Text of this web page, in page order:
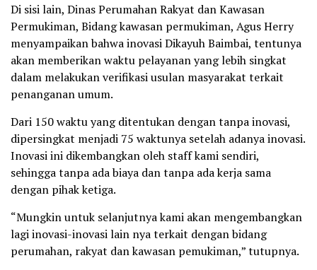
Di sisi lain, Dinas Perumahan Rakyat dan Kawasan
Permukiman, Bidang kawasan permukiman, Agus Herry
menyampaikan bahwa inovasi Dikayuh Baimbai, tentunya
akan memberikan waktu pelayanan yang lebih singkat
dalam melakukan verifikasi usulan masyarakat terkait
penanganan umum.
Dari 150 waktu yang ditentukan dengan tanpa inovasi,
dipersingkat menjadi 75 waktunya setelah adanya inovasi.
Inovasi ini dikembangkan oleh staff kami sendiri,
sehingga tanpa ada biaya dan tanpa ada kerja sama
dengan pihak ketiga.
“Mungkin untuk selanjutnya kami akan mengembangkan
lagi inovasi-inovasi lain nya terkait dengan bidang
perumahan, rakyat dan kawasan pemukiman,” tutupnya.